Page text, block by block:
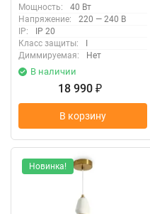
Мощность:
40 Вт
Напряжение:
220 — 240 В
IP:
IP 20
Класс защиты:
Диммируемая:
Нет
В наличии
18 990 ₽
В корзину
Новинка!